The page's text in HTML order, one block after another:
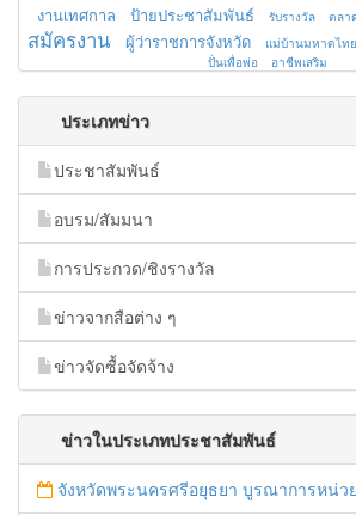
งานเทศกาล ป้ายประชาสัมพันธ์ รับรางวัล ตลา
สมัครงาน ผู้ว่าราชการจังหวัด แม่บ้านมหาดไทย
ปั่นเพื่อพ่อ
อาชีพเสริม
ประเภทข่าว
ประชาสัมพันธ์
อบรม/สัมมนา
การประกวด/ชิงรางวัล
ข่าวจากสือต่าง ๆ
ข่าวจัดซื้อจัดจ้าง
ข่าวในประเภทประชาสัมพันธ์
จังหวัดพระนครศรีอยุธยา บูรณาการหน่วยงานที่เกี่ยวข้อง ลงพื้นที่จัดระเบียบและดำเนินมาตรการตามบทลงโทษสูงสุดกับผู้ประกอบการร้านค้าที่ยังฝ่าฝืนตั้งร้านค้ารุกล้ำเขตพื้นที่ทางหลวง เตรียมความปลอ